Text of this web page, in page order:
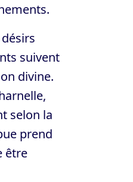
suivent
divine.
selon la
prend
être